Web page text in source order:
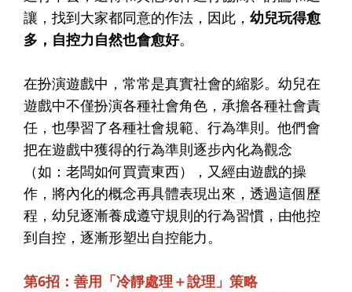
讓，找到大家都同意的作法，因此， 幼兒玩得愈
多，自控力自然也會愈好。
在扮演遊戲中，常常是真實社會的縮影。幼兒在
遊戲中不僅扮演各種社會角色，承擔各種社會責
任，也學習了各種社會規範、行為準則。他們會
把在遊戲中獲得的行為準則逐步內化為觀念
（如：老闆如何買賣東西），又經由遊戲的操
作，將內化的概念再具體表現出來，透過這個歷
程，幼兒逐漸養成遵守規則的行為習慣，由他控
到自控，逐漸形塑出自控能力。
第6招：善用「冷靜處理＋說理」策略